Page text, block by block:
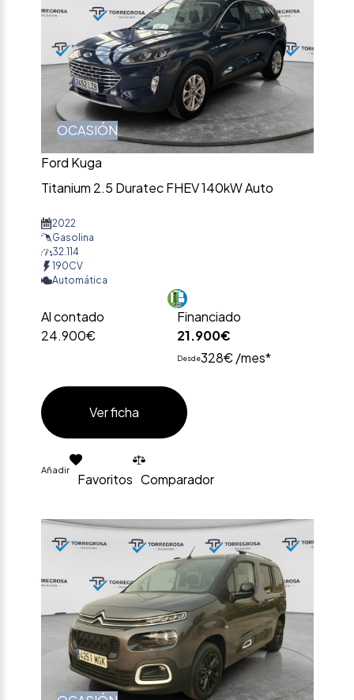
OCASIÓN
Ford Kuga
Titanium 2.5 Duratec FHEV 140kW Auto
2022
Gasolina
32.114
190CV
Automática
Al contado
24.900€
Financiado
21.900€
Desde328€ /mes*
Ver ficha
Añadir
Favoritos Comparador